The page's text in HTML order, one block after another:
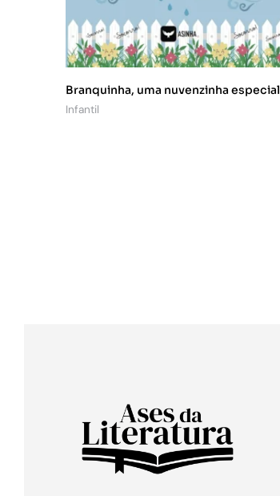
Branquinha, uma nuvenzinha especial
Infantil